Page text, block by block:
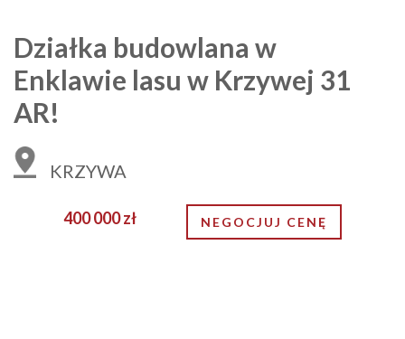
Działka budowlana w
Enklawie lasu w Krzywej 31
AR!
NEGOCJUJ CENĘ
400 000 zł
KRZYWA